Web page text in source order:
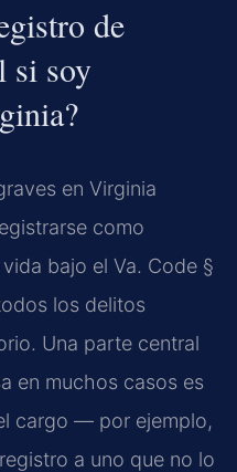
de
si soy
en Virginia
como
bajo el Va. Code §
los delitos
Una parte central
en muchos casos es
cargo — por ejemplo,
a uno que no lo